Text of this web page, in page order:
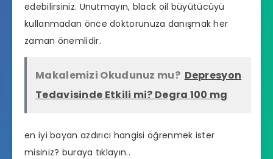
edebilirsiniz. Unutmayın, black oil büyütücüyü
kullanmadan önce doktorunuza danışmak her
zaman önemlidir.
Makalemizi Okudunuz mu? Depresyon
Tedavisinde Etkili mi? Degra 100 mg
en iyi bayan azdırıcı hangisi öğrenmek ister
misiniz? buraya tıklayın..